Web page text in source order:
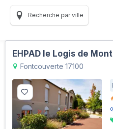
Recherche par ville
EHPAD le Logis de
Fontcouverte 17100